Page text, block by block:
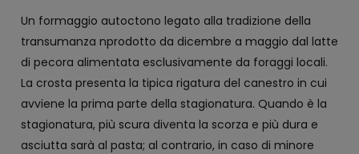
Un formaggio autoctono legato alla tradizione della
transumanza nprodotto da dicembre a maggio dal latte
di pecora alimentata esclusivamente da foraggi locali.
La crosta presenta la tipica rigatura del canestro in cui
avviene la prima parte della stagionatura. Quando è la
stagionatura, più scura diventa la scorza e più dura e
asciutta sarà al pasta; al contrario, in caso di minore